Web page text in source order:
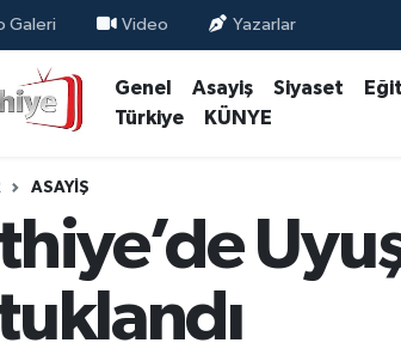
Galeri Video Yazarlar
Genel Asayiş Siyaset
Türkiye
KÜNYE
ASAYIŞ
Haritası
ve Fikstür